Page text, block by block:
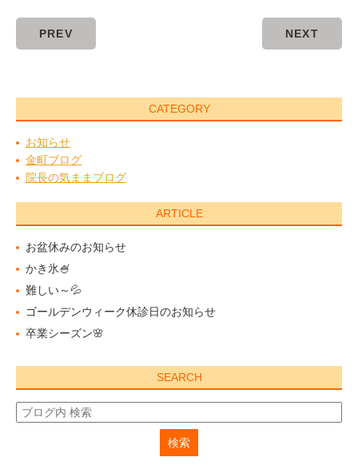
PREV NEXT
CATEGORY
お知らせ
金町ブログ
院長の気ままブログ
ARTICLE
お盆休みのお知らせ
かき氷🍧
難しい～💦
ゴールデンウィーク休診日のお知らせ
卒業シーズン🌸
SEARCH